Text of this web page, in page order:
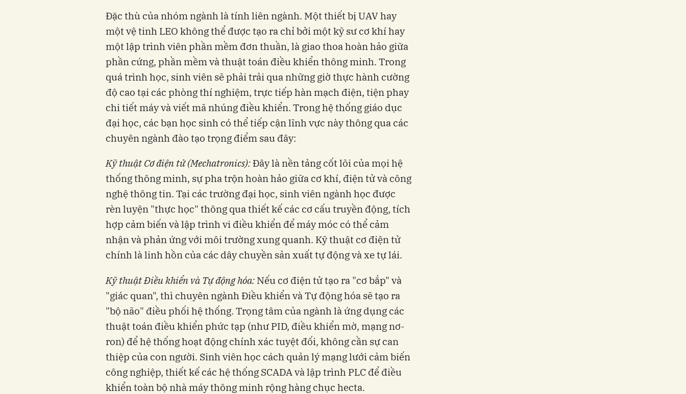
Đặc thù của nhóm ngành là tính liên ngành. Một thiết bị UAV hay
một vệ tinh LEO không thể được tạo ra chỉ bởi một kỹ sư cơ khí hay
một lập trình viên phần mềm đơn thuần, là giao thoa hoàn hảo giữa
phần cứng, phần mềm và thuật toán điều khiển thông minh. Trong
quá trình học, sinh viên sẽ phải trải qua những giờ thực hành cường
độ cao tại các phòng thí nghiệm, trực tiếp hàn mạch điện, tiện phay
chi tiết máy và viết mã nhúng điều khiển. Trong hệ thống giáo dục
đại học, các bạn học sinh có thể tiếp cận lĩnh vực này thông qua các
chuyên ngành đào tạo trọng điểm sau đây:
Kỹ thuật Cơ điện tử (Mechatronics):Đây là nền tảng cốt lõi của mọi hệ
thống thông minh, sự pha trộn hoàn hảo giữa cơ khí, điện tử và công
nghệ thông tin. Tại các trường đại học, sinh viên ngành học được
rèn luyện "thực học" thông qua thiết kế các cơ cấu truyền động, tích
hợp cảm biến và lập trình vi điều khiển để máy móc có thể cảm
nhận và phản ứng với môi trường xung quanh. Kỹ thuật cơ điện tử
chính là linh hồn của các dây chuyền sản xuất tự động và xe tự lái.
Kỹ thuật Điều khiển và Tự động hóa: Nếu cơ điện tử tạo ra "cơ bắp" và
"giác quan", thì chuyên ngành Điều khiển và Tự động hóa sẽ tạo ra
"bộ não" điều phối hệ thống. Trọng tâm của ngành là ứng dụng các
thuật toán điều khiển phức tạp (như PID, điều khiển mờ, mạng nơ-
ron) để hệ thống hoạt động chính xác tuyệt đối, không cần sự can
thiệp của con người. Sinh viên học cách quản lý mạng lưới cảm biến
công nghiệp, thiết kế các hệ thống SCADA và lập trình PLC để điều
khiển toàn bộ nhà máy thông minh rộng hàng chục hecta.